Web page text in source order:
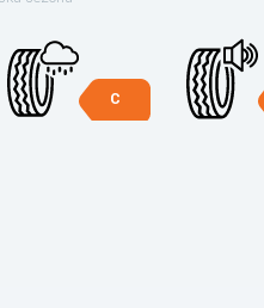
C